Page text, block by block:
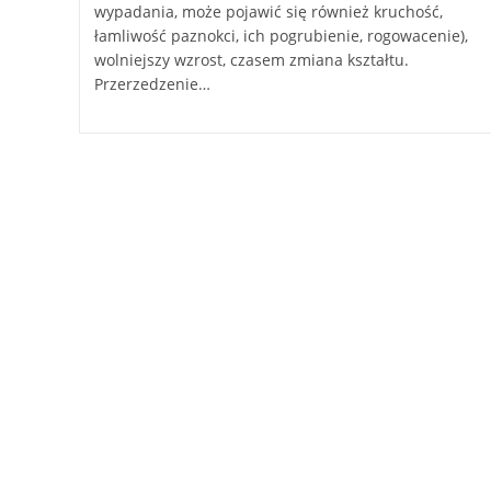
wypadania, może pojawić się również kruchość,
łamliwość paznokci, ich pogrubienie, rogowacenie),
wolniejszy wzrost, czasem zmiana kształtu.
Przerzedzenie…